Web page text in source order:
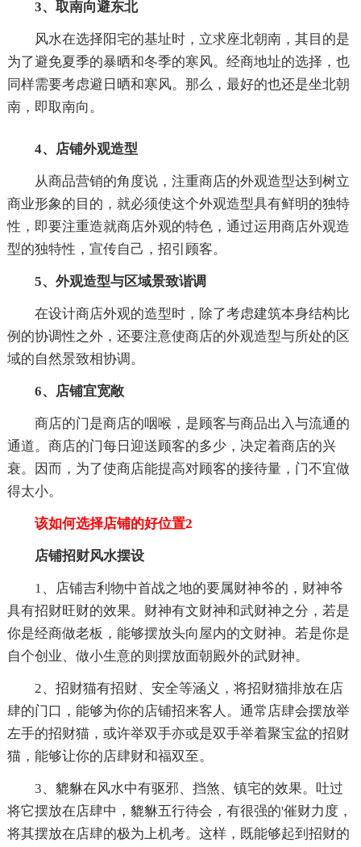
3、取南向避东北
风水在选择阳宅的基址时，立求座北朝南，其目的是
为了避免夏季的暴晒和冬季的寒风。经商地址的选择，也
同样需要考虑避日晒和寒风。那么，最好的也还是坐北朝
南，即取南向。
4、店铺外观造型
从商品营销的角度说，注重商店的外观造型达到树立
商业形象的目的，就必须使这个外观造型具有鲜明的独特
性，即要注重造就商店外观的特色，通过运用商店外观造
型的独特性，宣传自己，招引顾客。
5、外观造型与区域景致谐调
在设计商店外观的造型时，除了考虑建筑本身结构比
例的协调性之外，还要注意使商店的外观造型与所处的区
域的自然景致相协调。
6、店铺宜宽敞
商店的门是商店的咽喉，是顾客与商品出入与流通的
通道。商店的门每日迎送顾客的多少，决定着商店的兴
衰。因而，为了使商店能提高对顾客的接待量，门不宜做
得太小。
该如何选择店铺的好位置2
店铺招财风水摆设
1、店铺吉利物中首战之地的要属财神爷的，财神爷
具有招财旺财的效果。财神有文财神和武财神之分，若是
你是经商做老板，能够摆放头向屋内的文财神。若是你是
自个创业、做小生意的则摆放面朝殿外的武财神。
2、招财猫有招财、安全等涵义，将招财猫排放在店
肆的门口，能够为你的店铺招来客人。通常店肆会摆放举
左手的招财猫，或许举双手亦或是双手举着聚宝盆的招财
猫，能够让你的店肆财和福双至。
3、貔貅在风水中有驱邪、挡煞、镇宅的效果。吐过
将它摆放在店肆中，貔貅五行待会，有很强的'催财力度，
将其摆放在店肆的极为上机考。这样，既能够起到招财的